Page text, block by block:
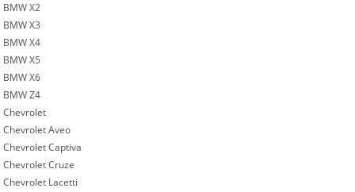
BMW X2
BMW X3
BMW X4
BMW X5
BMW X6
BMW Z4
Chevrolet
Chevrolet Aveo
Chevrolet Captiva
Chevrolet Cruze
Chevrolet Lacetti